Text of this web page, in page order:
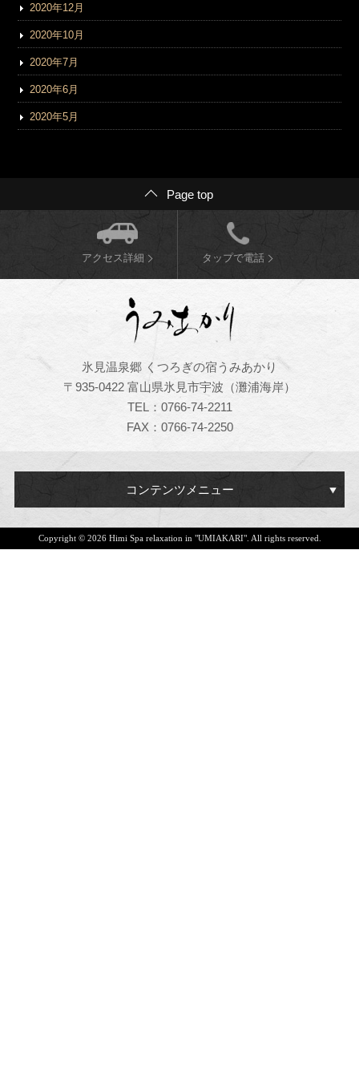
2020年12月
2020年10月
2020年7月
2020年6月
2020年5月
Page top
アクセス詳細 タップで電話
氷見温泉郷 くつろぎの宿うみあかり
〒935-0422 富山県氷見市宇波（灘浦海岸）
TEL：0766-74-2211
FAX：0766-74-2250
コンテンツメニュー
Copyright © 2026 Himi Spa relaxation in "UMIAKARI". All rights reserved.